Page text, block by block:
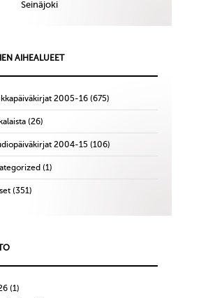
Seinäjoki
AIHEALUEET
2005-16 (675)
(26)
2004-15 (106)
(1)
(351)
(1)